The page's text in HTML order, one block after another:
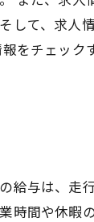
て、求人
をチェッ
給与は、走
時間や休暇